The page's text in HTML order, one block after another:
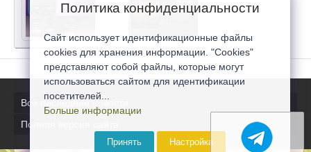
Все последние новости
Полная версия сайта
Политика конфиденциальности
Сайт использует идентификационные файлы
cookies для хранения информации. "Cookies"
представляют собой файлы, которые могут
использоваться сайтом для идентификации
посетителей...
Больше информации
Принять Настройка